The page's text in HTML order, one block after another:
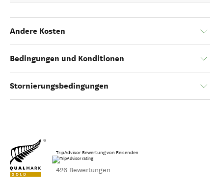
Andere Kosten
Bedingungen und Konditionen
Stornierungsbedingungen
TripAdvisor Bewertung von Reisenden
426 Bewertungen